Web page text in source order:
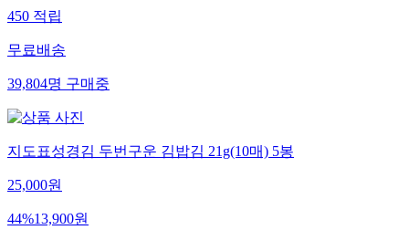
450적립
무료배송
39,804명구매중
지도표성경김 두번구운 김밥김 21g(10매) 5봉
25,000원
44%13,900원